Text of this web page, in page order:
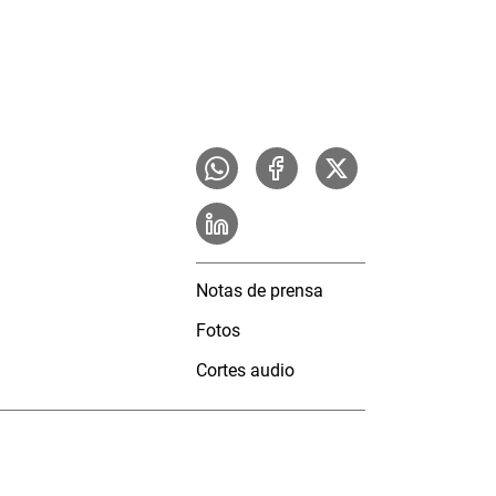
Notas de prensa
Fotos
Cortes audio